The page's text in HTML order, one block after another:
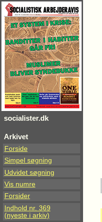
socialister.dk
Arkivet
Forside
Simpel søgning
Udvidet søgning
Vis numre
Forsider
Indhold nr. 369
(nyeste i arkiv)